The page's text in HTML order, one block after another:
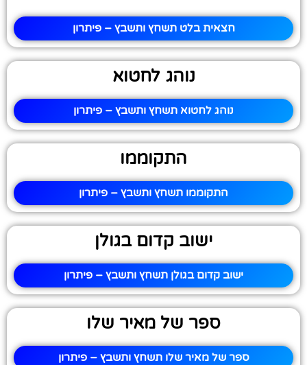
חצאית בלט תשחץ ותשבץ – פיתרון
נוהג לחטוא
נוהג לחטוא תשחץ ותשבץ – פיתרון
התקוממו
התקוממו תשחץ ותשבץ – פיתרון
ישוב קדום בגולן
ישוב קדום בגולן תשחץ ותשבץ – פיתרון
ספר של מאיר שלו
ספר של מאיר שלו תשחץ ותשבץ – פיתרון